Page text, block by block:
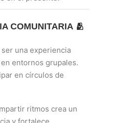
COMUNITARIA 🫂
una experiencia
entornos grupales.
en círculos de
ritmos crea un